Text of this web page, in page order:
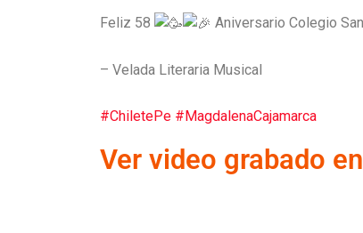
Feliz 58 Aniversario Colegio
– Velada Literaria Musical
#ChiletePe #MagdalenaCajamarca
Ver video grabado